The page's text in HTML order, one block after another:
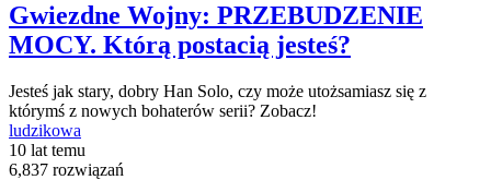
Gwiezdne Wojny: PRZEBUDZENIE
MOCY. Którą postacią jesteś?
Jesteś jak stary, dobry Han Solo, czy może utożsamiasz się z
którymś z nowych bohaterów serii? Zobacz!
ludzikowa
10 lat temu
6,837 rozwiązań